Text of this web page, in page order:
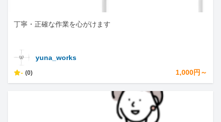
丁寧・正確な作業を心がけます
yuna_works
- (0) 1,000円～